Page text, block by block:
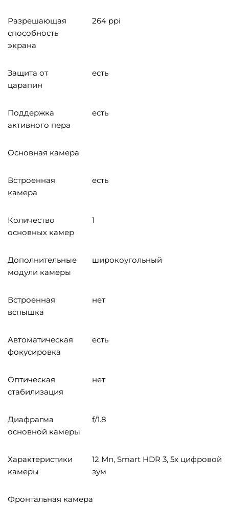
Разрешающая
способность
экрана
264 ppi
Защита от
царапин
есть
Поддержка
активного пера
есть
Основная камера
Встроенная
камера
есть
Количество
основных камер
1
Дополнительные
модули камеры
широкоугольный
Встроенная
вспышка
нет
Автоматическая
фокусировка
есть
Оптическая
стабилизация
нет
Диафрагма
основной камеры
f/1.8
Характеристики
камеры
12 Мп, Smart HDR 3, 5x цифровой
зум
Фронтальная камера